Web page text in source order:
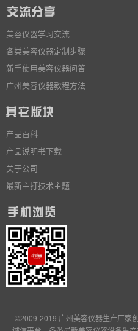
美容仪器学习交流
各类美容仪器定制步骤
新手使用美容仪器问答
广州美容仪器教程方法
产品百科
产品说明书下载
关于公司
最新主打技术主题
©2009-2019 广州美容仪器生产厂家